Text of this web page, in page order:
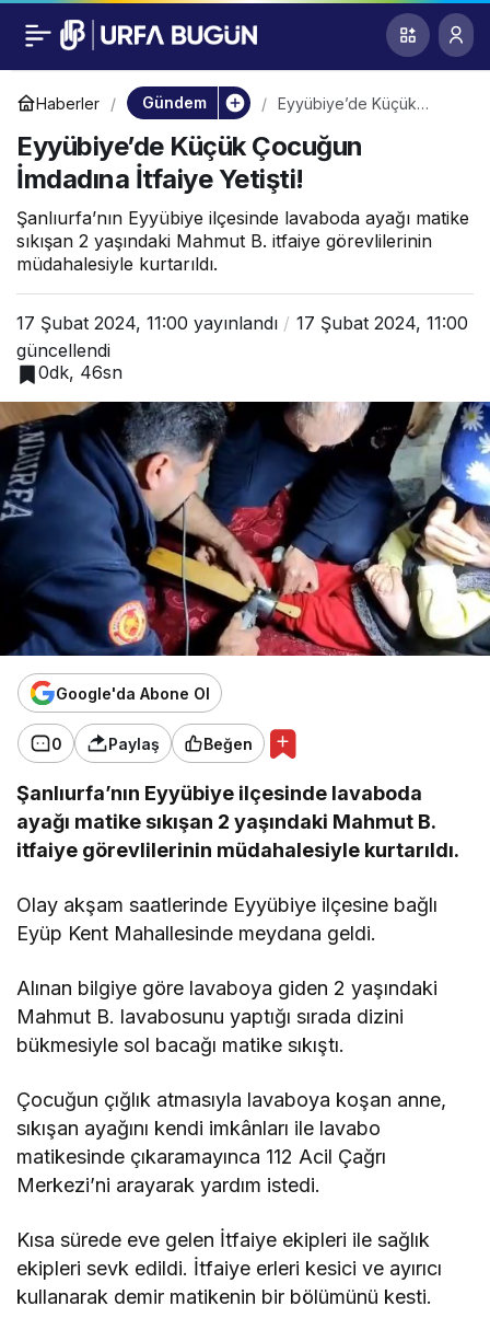
Haberler Gündem
Eyyübiye’de Küçük
Yetişti!
Eyyübiye’de Küçük Çocuğun
İmdadına İtfaiye Yetişti!
Şanlıurfa’nın Eyyübiye ilçesinde lavaboda ayağı matike
sıkışan 2 yaşındaki Mahmut B. itfaiye görevlilerinin
müdahalesiyle kurtarıldı.
17 Şubat 2024, 11:00 yayınlandı
17 Şubat 2024, 11:00
güncellendi
0dk, 46sn
Google'da Abone Ol
0 Paylaş Beğen
Şanlıurfa’nın Eyyübiye ilçesinde lavaboda
ayağı matike sıkışan 2 yaşındaki Mahmut B.
itfaiye görevlilerinin müdahalesiyle kurtarıldı.
Olay akşam saatlerinde Eyyübiye ilçesine bağlı
Eyüp Kent Mahallesinde meydana geldi.
Alınan bilgiye göre lavaboya giden 2 yaşındaki
Mahmut B. lavabosunu yaptığı sırada dizini
bükmesiyle sol bacağı matike sıkıştı.
Çocuğun çığlık atmasıyla lavaboya koşan anne,
sıkışan ayağını kendi imkânları ile lavabo
matikesinde çıkaramayınca 112 Acil Çağrı
Merkezi’ni arayarak yardım istedi.
Kısa sürede eve gelen İtfaiye ekipleri ile sağlık
ekipleri sevk edildi. İtfaiye erleri kesici ve ayırıcı
kullanarak demir matikenin bir bölümünü kesti.
Eyyübiye’de Küçük
Çocuğun İmdadına
İtfaiye Yetişti!
0